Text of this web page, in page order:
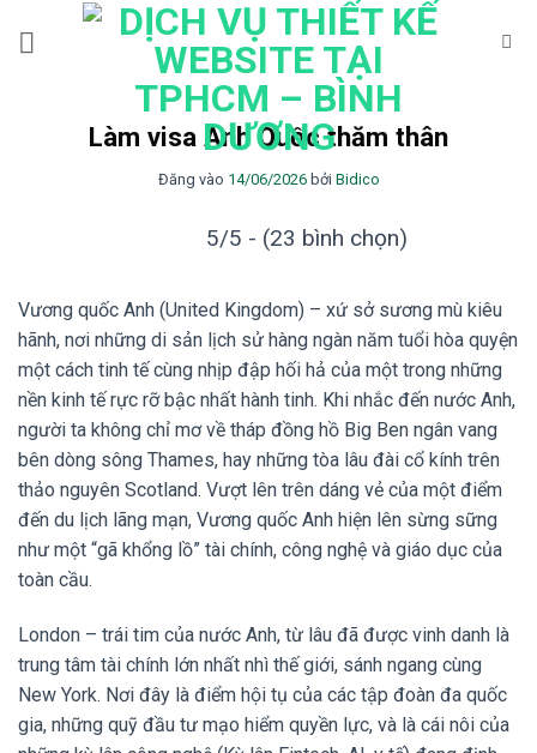
Làm visa Anh Quốc thăm thân
Đăng vào 14/06/2026 bởi Bidico
5/5 - (23 bình chọn)
Vương quốc Anh (United Kingdom) – xứ sở sương mù kiêu
hãnh, nơi những di sản lịch sử hàng ngàn năm tuổi hòa quyện
một cách tinh tế cùng nhịp đập hối hả của một trong những
nền kinh tế rực rỡ bậc nhất hành tinh. Khi nhắc đến nước Anh,
người ta không chỉ mơ về tháp đồng hồ Big Ben ngân vang
bên dòng sông Thames, hay những tòa lâu đài cổ kính trên
thảo nguyên Scotland. Vượt lên trên dáng vẻ của một điểm
đến du lịch lãng mạn, Vương quốc Anh hiện lên sừng sững
như một “gã khổng lồ” tài chính, công nghệ và giáo dục của
toàn cầu.
London – trái tim của nước Anh, từ lâu đã được vinh danh là
trung tâm tài chính lớn nhất nhì thế giới, sánh ngang cùng
New York. Nơi đây là điểm hội tụ của các tập đoàn đa quốc
gia, những quỹ đầu tư mạo hiểm quyền lực, và là cái nôi của